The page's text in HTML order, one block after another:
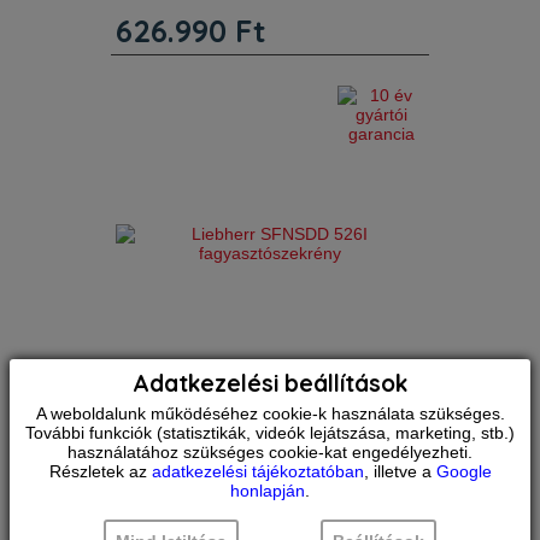
Magasság: 186 cm
Zajszint: 33 dB
kapacitás, még gazdaságosabb, még
takarékosabb élelmiszer-tárolás
626.990 Ft
Liebherr SFNSDD 526I
fagyasztószekrény
Adatkezelési beállítások
A weboldalunk működéséhez cookie-k használata szükséges.
További funkciók (statisztikák, videók lejátszása, marketing, stb.)
használatához szükséges cookie-kat engedélyezheti.
Részletek az adatkezelési tájékoztatóban , illetve a Google
honlapján